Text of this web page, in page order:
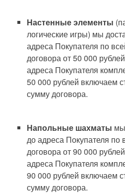
Настенные элементы
логические игры) мы
адреса Покупателя по
договора от 50 000
адреса Покупателя
50 000 рублей включаем
сумму договора.
Напольные шахматы
до адреса Покупателя
договора от 90 000
адреса Покупателя
90 000 рублей включаем
сумму договора.